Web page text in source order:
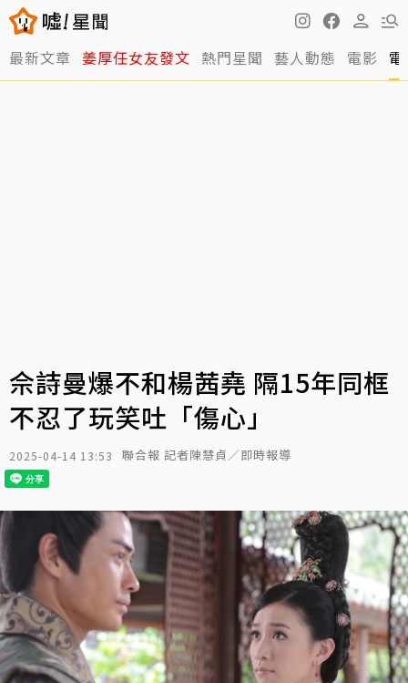
最新文章 姜厚任女友發文 熱門星聞 藝人動態 電影
佘詩曼爆不和楊茜堯 隔15年同框
不忍了玩笑吐「傷心」
2025-04-14 13:53 聯合報 記者陳慧貞／即時報導